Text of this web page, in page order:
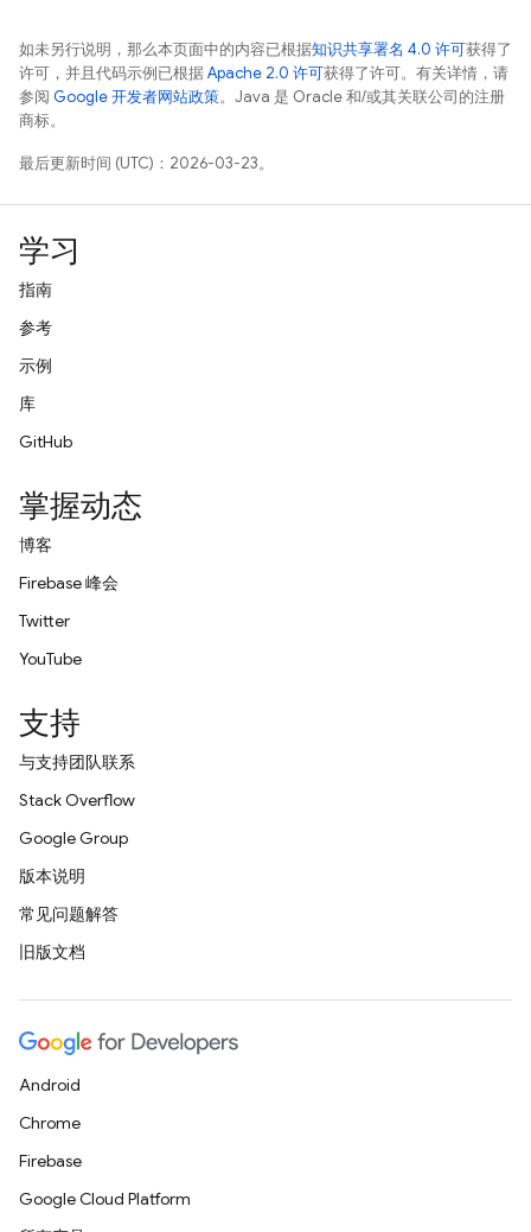
如未另行说明，那么本页面中的内容已根据知识共享署名 4.0 许可获得了
许可，并且代码示例已根据Apache 2.0 许可获得了许可。有关详情，请
参阅 Google 开发者网站政策。Java 是 Oracle 和/或其关联公司的注册
商标。
最后更新时间 (UTC)：2026-03-23。
学习
指南
参考
示例
库
GitHub
掌握动态
博客
Firebase 峰会
Twitter
YouTube
支持
与支持团队联系
Stack Overflow
Google Group
版本说明
常见问题解答
旧版文档
Android
Chrome
Firebase
Google Cloud Platform